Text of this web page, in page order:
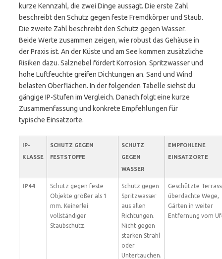
kurze Kennzahl, die zwei Dinge aussagt. Die erste Zahl
beschreibt den Schutz gegen feste Fremdkörper und Staub.
Die zweite Zahl beschreibt den Schutz gegen Wasser.
Beide Werte zusammen zeigen, wie robust das Gehäuse in
der Praxis ist. An der Küste und am See kommen zusätzliche
Risiken dazu. Salznebel fördert Korrosion. Spritzwasser und
hohe Luftfeuchte greifen Dichtungen an. Sand und Wind
belasten Oberflächen. In der folgenden Tabelle siehst du
gängige IP-Stufen im Vergleich. Danach folgt eine kurze
Zusammenfassung und konkrete Empfehlungen für
typische Einsatzorte.
IP-
KLASSE
SCHUTZ GEGEN
FESTSTOFFE
SCHUTZ
GEGEN
WASSER
EMPFOHLENE
EINSATZORTE
IP44
Schutz gegen feste
Objekte größer als 1
mm. Keinerlei
vollständiger
Staubschutz.
Schutz gegen
Spritzwasser
aus allen
Richtungen.
Nicht gegen
starken Strahl
oder
Untertauchen.
Geschützte
überdachte Wege,
Gärten in weiter
Entfernung vom